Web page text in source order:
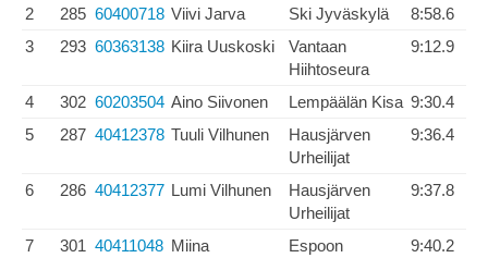
2
285 60400718 Viivi Jarva Ski Jyväskylä
8:58.6
3
293 60363138 Kiira Uuskoski
Vantaan
Hiihtoseura
9:12.9
4 302 60203504 Aino Siivonen Lempäälän Kisa 9:30.4
5
287 40412378 Tuuli Vilhunen
Hausjärven
Urheilijat
9:36.4
6 286 40412377 Lumi Vilhunen
Hausjärven
Urheilijat
9:37.8
7 301 40411048 Miina
Espoon
9:40.2